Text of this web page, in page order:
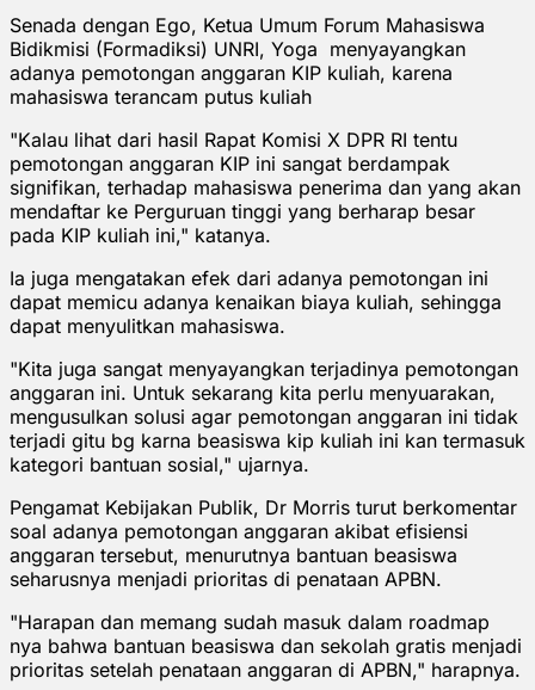
Senada dengan Ego, Ketua Umum Forum Mahasiswa
Bidikmisi (Formadiksi) UNRI, Yoga menyayangkan
adanya pemotongan anggaran KIP kuliah, karena
mahasiswa terancam putus kuliah
"Kalau lihat dari hasil Rapat Komisi X DPR RI tentu
pemotongan anggaran KIP ini sangat berdampak
signifikan, terhadap mahasiswa penerima dan yang akan
mendaftar ke Perguruan tinggi yang berharap besar
pada KIP kuliah ini," katanya.
Ia juga mengatakan efek dari adanya pemotongan ini
dapat memicu adanya kenaikan biaya kuliah, sehingga
dapat menyulitkan mahasiswa.
"Kita juga sangat menyayangkan terjadinya pemotongan
anggaran ini. Untuk sekarang kita perlu menyuarakan,
mengusulkan solusi agar pemotongan anggaran ini tidak
terjadi gitu bg karna beasiswa kip kuliah ini kan termasuk
kategori bantuan sosial," ujarnya.
Pengamat Kebijakan Publik, Dr Morris turut berkomentar
soal adanya pemotongan anggaran akibat efisiensi
anggaran tersebut, menurutnya bantuan beasiswa
seharusnya menjadi prioritas di penataan APBN.
"Harapan dan memang sudah masuk dalam roadmap
nya bahwa bantuan beasiswa dan sekolah gratis menjadi
prioritas setelah penataan anggaran di APBN," harapnya.